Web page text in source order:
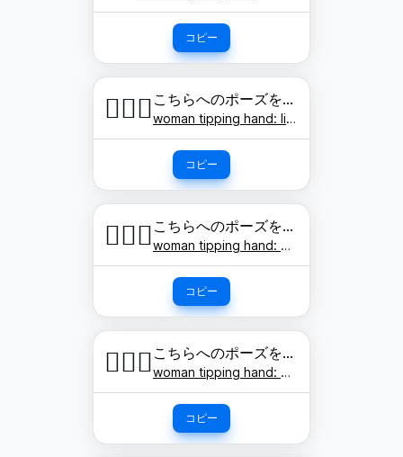
コピー
💁🏻‍♀️ こちらへのポーズをする女性: 明るい肌色
woman tipping hand: light skin tone
コピー
💁🏼‍♀️ こちらへのポーズをする女性: やや明るい肌色
woman tipping hand: medium-light skin tone
コピー
💁🏽‍♀️ こちらへのポーズをする女性: 肌色
woman tipping hand: medium skin tone
コピー